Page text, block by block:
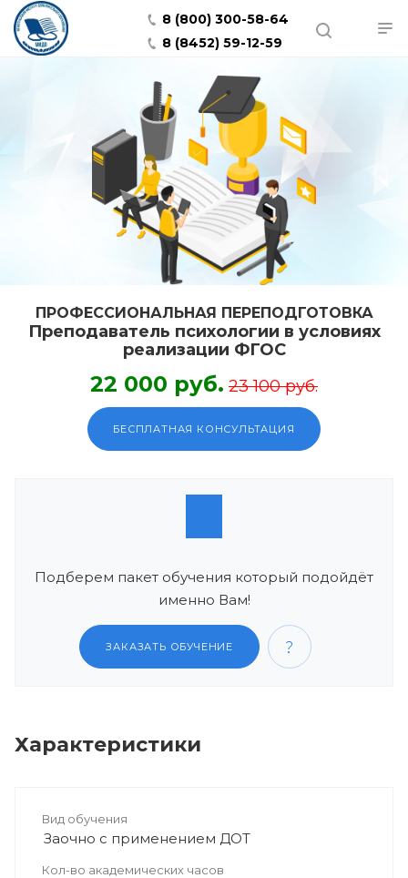
8 (800) 300-58-64
8 (8452) 59-12-59
ПРОФЕССИОНАЛЬНАЯ ПЕРЕПОДГОТОВКА
Преподаватель психологии в условиях
реализации ФГОС
22 000 руб. 23 100 руб.
БЕСПЛАТНАЯ КОНСУЛЬТАЦИЯ
Подберем пакет обучения который подойдёт
именно Вам!
ЗАКАЗАТЬ ОБУЧЕНИЕ
Характеристики
Вид обучения
Заочно с применением ДОТ
Кол-во академических часов